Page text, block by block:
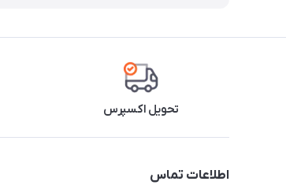
تحویل اکسپرس
اطلاعات تماس